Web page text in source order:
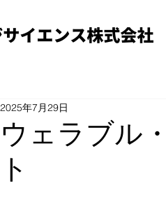
ウェラブル
ト
2025年7月29日